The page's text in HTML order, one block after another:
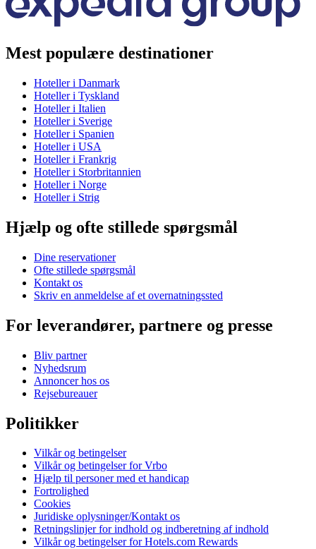
Mest populære destinationer
Hoteller i Danmark
Hoteller i Tyskland
Hoteller i Italien
Hoteller i Sverige
Hoteller i Spanien
Hoteller i USA
Hoteller i Frankrig
Hoteller i Storbritannien
Hoteller i Norge
Hoteller i Strig
Hjælp og ofte stillede spørgsmål
Dine reservationer
Ofte stillede spørgsmål
Kontakt os
Skriv en anmeldelse af et overnatningssted
For leverandører, partnere og presse
Bliv partner
Nyhedsrum
Annoncer hos os
Rejsebureauer
Politikker
Vilkår og betingelser
Vilkår og betingelser for Vrbo
Hjælp til personer med et handicap
Fortrolighed
Cookies
Juridiske oplysninger/Kontakt os
Retningslinjer for indhold og indberetning af indhold
Vilkår og betingelser for Hotels.com Rewards